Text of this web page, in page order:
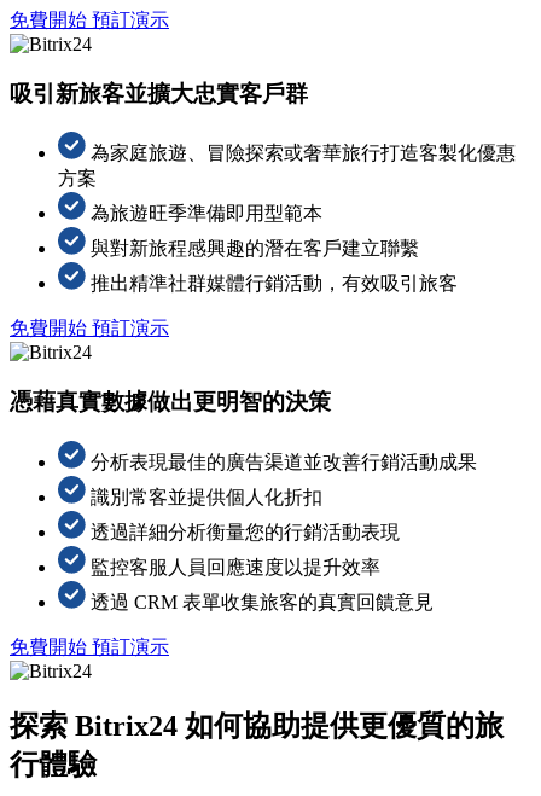
免費開始 預訂演示
吸引新旅客並擴大忠實客戶群
為家庭旅遊、冒險探索或奢華旅行打造客製化優惠
方案
為旅遊旺季準備即用型範本
與對新旅程感興趣的潛在客戶建立聯繫
推出精準社群媒體行銷活動，有效吸引旅客
免費開始 預訂演示
憑藉真實數據做出更明智的決策
分析表現最佳的廣告渠道並改善行銷活動成果
識別常客並提供個人化折扣
透過詳細分析衡量您的行銷活動表現
監控客服人員回應速度以提升效率
透過 CRM 表單收集旅客的真實回饋意見
免費開始 預訂演示
探索 Bitrix24 如何協助提供更優質的旅
行體驗